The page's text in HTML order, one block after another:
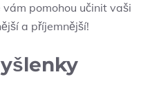
pomohou učinit vaši
a příjemnější!